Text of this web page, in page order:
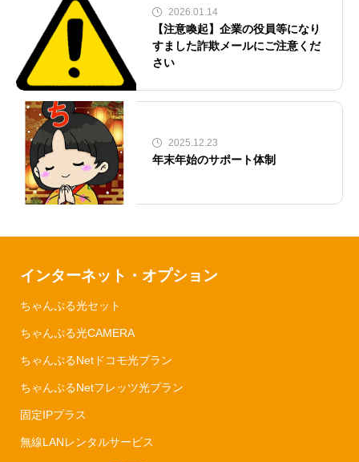
2026.01.14
【注意喚起】企業の役員等になり
すました詐欺メールにご注意くだ
さい
2025.12.23
年末年始のサポート体制
インターネット・オプション
ちゃんぷる光セット
ちゃんぷる光CAMERA
ちゃんぷるNetドコモ光プラン
ちゃんぷるNetフレッツ光プラン
固定IPプラス
無線LANレンタルサービス